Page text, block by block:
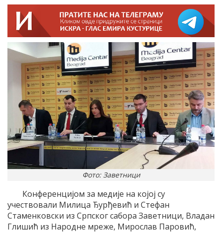
Фото: Заветници
Конференцијом за медије на којој су
учествовали Милица Ђурђевић и Стефан
Стаменковски из Српског сабора Заветници, Владан
Глишић из Народне мреже, Мирослав Паровић,